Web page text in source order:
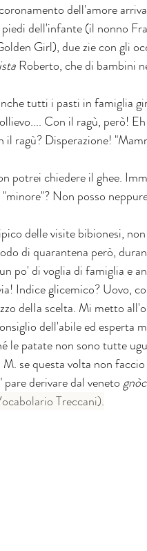
dell'amore
dell'infante (il nonno
Girl), due zie con gli
Roberto, che di bambini
tutti i pasti in famiglia
Con il ragù, però!
ragù? Disperazione!
potrei chiedere il ghee.
Non posso
delle visite bibionesi,
di quarantena però,
po' di voglia di famiglia e
Indice glicemico? Uovo,
delIa scelta. Mi metto
dell'abile ed esperta
le patate non sono tutte
se questa volta non
derivare dal veneto
Treccani).